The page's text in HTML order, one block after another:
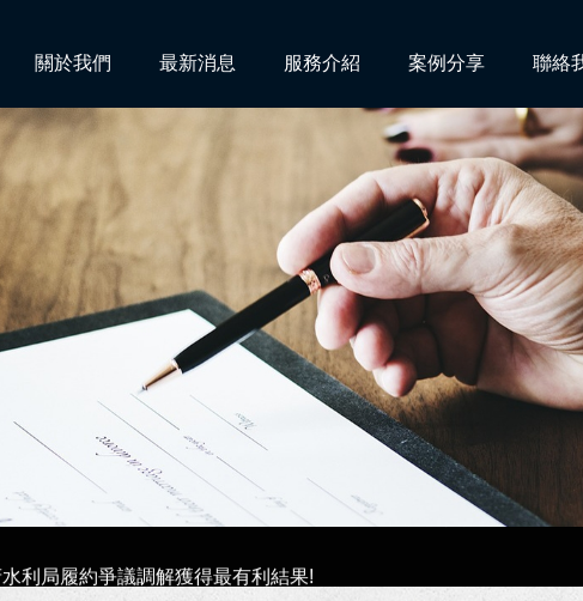
關於我們 最新消息 服務介紹 案例分享 聯絡
郭○英女士被訴請求損害賠償事件獲高雄地院全部勝訴判決！
消防署港務消防大隊聘請擔任「性騷擾申訴審議會」委員！